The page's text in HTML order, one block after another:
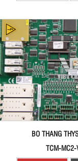
BO THANG
TCM-